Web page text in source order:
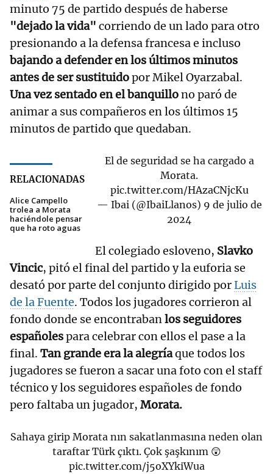
minuto 75 de partido después de haberse
"dejado la vida" corriendo de un lado para otro
presionando a la defensa francesa e incluso
bajando a defender en los últimos minutos
antes de ser sustituidopor Mikel Oyarzabal.
Una vez sentado en el banquillono paró de
animar a sus compañeros en los últimos 15
minutos de partido que quedaban.
RELACIONADAS
Alice Campello
trolea a Morata
haciéndole pensar
que ha roto aguas
El de seguridad se ha cargado a
Morata.
pic.twitter.com/HAzaCNjcKu
— Ibai (@IbaiLlanos) 9 de julio de
2024
El colegiado esloveno, Slavko
Vincic, pitó el final del partido y la euforia se
desató por parte del conjunto dirigido porLuis
de la Fuente. Todos los jugadores corrieron al
fondo donde se encontrabanlos seguidores
españolespara celebrar con ellos el pase a la
final. Tan grande era la alegríaque todos los
jugadores se fueron a sacar una foto con el staff
técnico y los seguidores españoles de fondo
pero faltaba un jugador, Morata.
Sahaya girip Morata nın sakatlanmasına neden olan
taraftar Türk çıktı. Çok şaşkınım 😲
pic.twitter.com/j5oXYkiWua